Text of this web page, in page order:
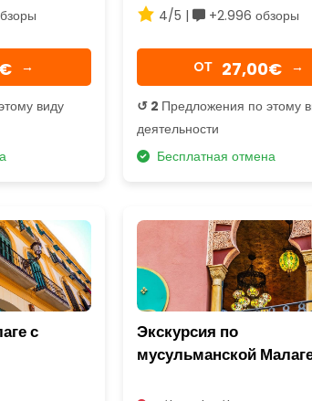
→
виду
4/5 |
+2.996 обзоры
OТ 27,00€ →
↺ 2 Предложения по этому
деятельности
Бесплатная отмена
с
Экскурсия по
мусульманской